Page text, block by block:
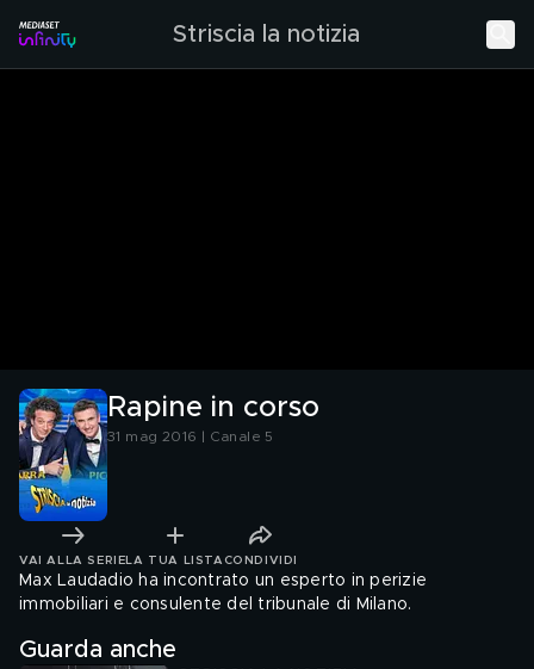
Striscia la notizia
Rapine in corso
31 mag 2016 | Canale 5
VAI ALLA SERIE LA TUA LISTA CONDIVIDI
Max Laudadio ha incontrato un esperto in perizie
immobiliari e consulente del tribunale di Milano.
Guarda anche